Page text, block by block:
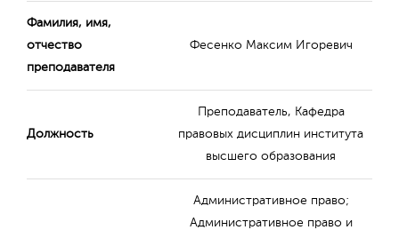
Фамилия, имя,
отчество
преподавателя
Фесенко Максим Игоревич
Должность
Преподаватель, Кафедра
правовых дисциплин института
высшего образования
Административное право;
Административное право и